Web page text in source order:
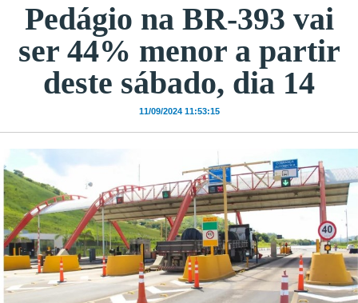
Pedágio na BR-393 vai
ser 44% menor a partir
deste sábado, dia 14
11/09/2024 11:53:15